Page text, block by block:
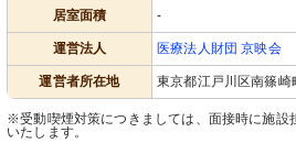
居室面積 -
運営法人 医療法人財団 京映会
運営者所在地 東京都江戸川区南篠
※受動喫煙対策につきましては、面接時に施設
いたします。